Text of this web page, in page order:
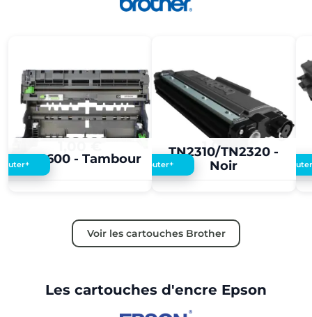
DR3600 - Tambour
+
TN2310/TN2320 -
Noir
1,00 €
Ajouter+
Voir les cartouches Brother
Les cartouches d'encre Epson